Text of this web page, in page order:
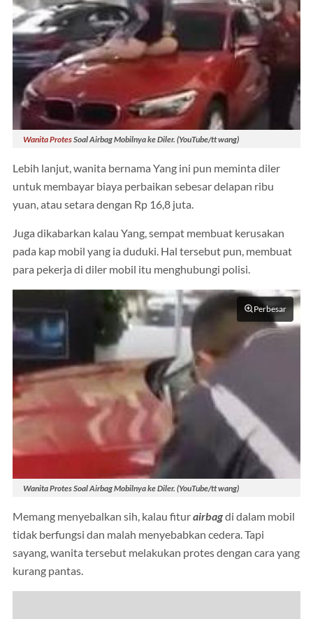
Wanita ProtesSoal Airbag Mobilnya ke Diler. (YouTube/tt wang)
Lebih lanjut, wanita bernama Yang ini pun meminta diler
untuk membayar biaya perbaikan sebesar delapan ribu
yuan, atau setara dengan Rp 16,8 juta.
Juga dikabarkan kalau Yang, sempat membuat kerusakan
pada kap mobil yang ia duduki. Hal tersebut pun, membuat
para pekerja di diler mobil itu menghubungi polisi.
Perbesar
Wanita Protes Soal Airbag Mobilnya ke Diler. (YouTube/tt wang)
Memang menyebalkan sih, kalau fiturairbagdi dalam mobil
tidak berfungsi dan malah menyebabkan cedera. Tapi
sayang, wanita tersebut melakukan protes dengan cara yang
kurang pantas.